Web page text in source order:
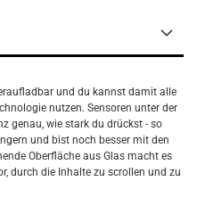
und du kannst damit alle
nutzen. Sensoren unter der
genau, wie stark du drückst - so
und bist noch besser mit den
Oberfläche aus Glas macht es
durch die Inhalte zu scrollen und zu